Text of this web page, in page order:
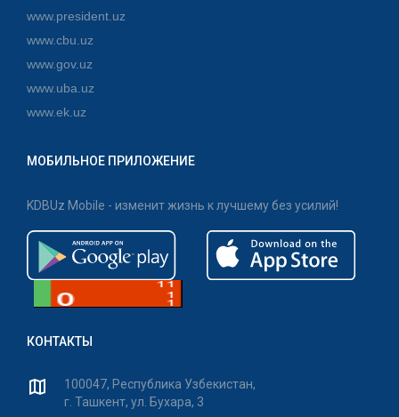
www.president.uz
www.cbu.uz
www.gov.uz
www.uba.uz
www.ek.uz
МОБИЛЬНОЕ ПРИЛОЖЕНИЕ
KDBUz Mobile - изменит жизнь к лучшему без усилий!
КОНТАКТЫ
100047, Республика Узбекистан,
г. Ташкент, ул. Бухара, 3